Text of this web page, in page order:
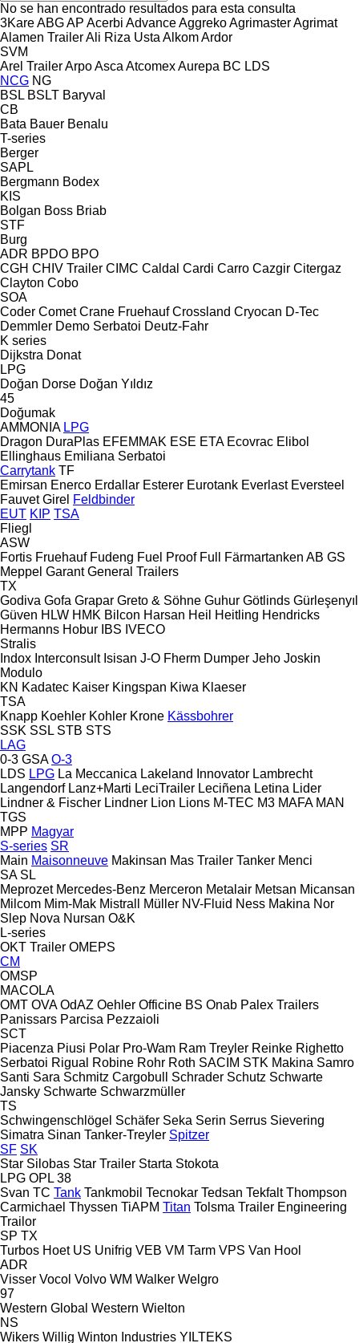
No se han encontrado resultados para esta consulta
3KareABGAP Acerbi AdvanceAggrekoAgrimasterAgrimat
Alamen TrailerAli Riza Usta AlkomArdor
SVM
Arel TrailerArpoAsca AtcomexAurepa BC LDS
NCG NG
BSL BSLT Baryval
CB
Bata Bauer Benalu
T-series
Berger
SAPL
Bergmann Bodex
KIS
Bolgan Boss Briab
STF
Burg
ADR BPDO BPO
CGH CHIV Trailer CIMC Caldal Cardi Carro Cazgir Citergaz
Clayton Cobo
SOA
Coder Comet Crane Fruehauf Crossland Cryocan D-Tec
Demmler Demo Serbatoi Deutz-Fahr
K series
Dijkstra Donat
LPG
Doğan Dorse Doğan Yıldız
45
Doğumak
AMMONIA LPG
Dragon DuraPlas EFEMMAK ESE ETA Ecovrac Elibol
Ellinghaus Emiliana Serbatoi
Carrytank TF
Emirsan Enerco Erdallar Esterer Eurotank Everlast Eversteel
Fauvet Girel Feldbinder
EUT KIP TSA
Fliegl
ASW
Fortis Fruehauf Fudeng Fuel Proof Full Färmartanken AB GS
Meppel Garant General Trailers
TX
Godiva Gofa Grapar Greto & Söhne Guhur Götlinds Gürleşenyıl
Güven HLW HMK Bilcon Harsan Heil Heitling Hendricks
Hermanns Hobur IBS IVECO
Stralis
Indox Interconsult Isisan J-O Fherm Dumper Jeho Joskin
Modulo
KN Kadatec Kaiser Kingspan Kiwa Klaeser
TSA
Knapp Koehler Kohler Krone Kässbohrer
SSK SSL STB STS
LAG
0-3 GSA O-3
LDS LPG La Meccanica Lakeland Innovator Lambrecht
Langendorf Lanz+Marti LeciTrailer Leciñena Letina Lider
Lindner & Fischer Lindner Lion Lions M-TEC M3 MAFA MAN
TGS
MPP Magyar
S-series SR
Main Maisonneuve Makinsan Mas Trailer Tanker Menci
SA SL
Meprozet Mercedes-Benz Merceron Metalair Metsan Micansan
Milcom Mim-Mak Mistrall Müller NV-Fluid Ness Makina Nor
Slep Nova Nursan O&K
L-series
OKT Trailer OMEPS
CM
OMSP
MACOLA
OMT OVA OdAZ Oehler Officine BS Onab Palex Trailers
Panissars Parcisa Pezzaioli
SCT
Piacenza Piusi Polar Pro-Wam Ram Treyler Reinke Righetto
Serbatoi Rigual Robine Rohr Roth SACIM STK Makina Samro
Santi Sara Schmitz Cargobull Schrader Schutz Schwarte
Jansky Schwarte Schwarzmüller
TS
Schwingenschlögel Schäfer Seka Serin Serrus Sievering
Simatra Sinan Tanker-Treyler Spitzer
SF SK
Star Silobas Star Trailer Starta Stokota
LPG OPL 38
Svan TC Tank Tankmobil Tecnokar Tedsan Tekfalt Thompson
Carmichael Thyssen TiAPM Titan Tolsma Trailer Engineering
Trailor
SP TX
Turbos Hoet US Unifrig VEB VM Tarm VPS Van Hool
ADR
Visser Vocol Volvo WM Walker Welgro
97
Western Global Western Wielton
NS
Wikers Willig Winton Industries YILTEKS